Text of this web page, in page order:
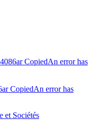
CopiedAn error has
CopiedAn error has
et Sociétés